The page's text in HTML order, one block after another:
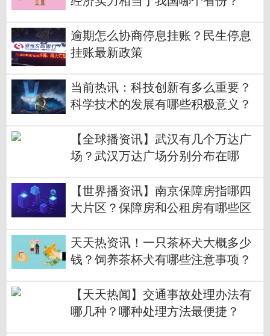
逾期怎么协商停息挂账？民生停息
挂账最新政策
当前热讯：科技创新有多么重要？
科学技术的发展有哪些积极意义？
【全球播资讯】武汉有几个万达广
场？武汉万达广场分别分布在哪
【世界播资讯】南京保障房指哪四
大片区？保障房和公租房有哪些区
天天热资讯！一只茶杯犬大概多少
钱？饲养茶杯犬有哪些注意事项？
【天天热闻】交通事故处理办法有
哪几种？哪种处理方法最便捷？